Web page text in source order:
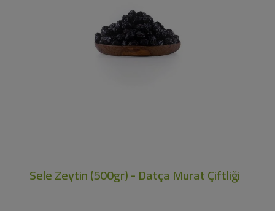
Sele Zeytin (500gr) - Datça Murat Çiftliği